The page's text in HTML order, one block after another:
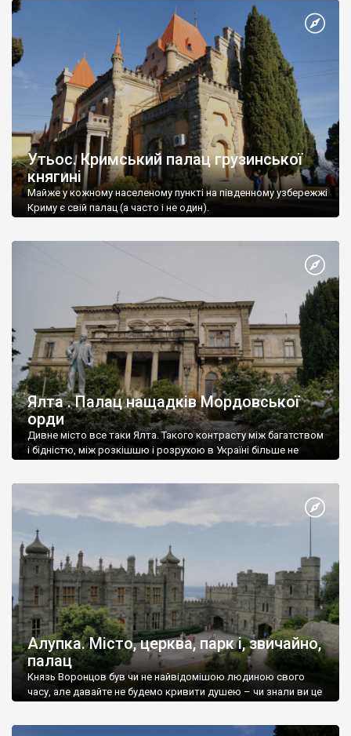
Утьос. Кримський палац грузинської
княгині
Майже у кожному населеному пункті на південному узбережжі
Криму є свій палац (а часто і не один).
Ялта . Палац нащадків Мордовської
орди
Дивне місто все таки Ялта. Такого контрасту між багатством
і бідністю, між розкішшю і розрухою в Україні більше не
Алупка. Місто, церква, парк і, звичайно,
палац
Князь Воронцов був чи не найвідомішою людиною свого
часу, але давайте не будемо кривити душею – чи знали ви це